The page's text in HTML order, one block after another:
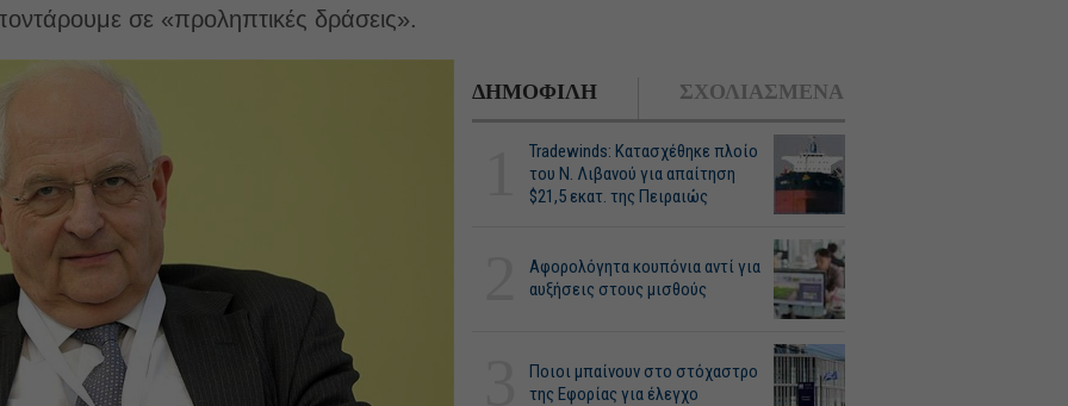
σε «προληπτικές δράσεις».
ΔΗΜΟΦΙΛΗ ΣΧΟΛΙΑΣΜΕΝΑ
Tradewinds: Κατασχέθηκε πλοίο
του Ν. Λιβανού για απαίτηση
$21,5 εκατ. της Πειραιώς
Αφορολόγητα κουπόνια αντί για
αυξήσεις στους μισθούς
Ποιοι μπαίνουν στο στόχαστρο
της Εφορίας για έλεγχο